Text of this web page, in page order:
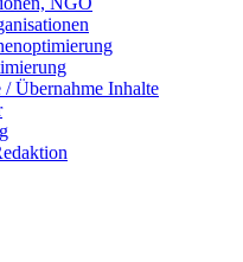
Übernahme Inhalte